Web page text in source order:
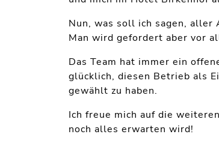
Nun, was soll ich sagen, aller
Man wird gefordert aber vor
Das Team hat immer ein
glücklich, diesen Betrieb als
gewählt zu haben.
Ich freue mich auf die
noch alles erwarten wird!